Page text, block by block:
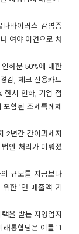
바이러스 감염증
여야 이견으로 처
하분 50%에 대한
감, 체크·신용카드
한시 인하, 기업 접
함된 조세특례제
2년간 간이과세자
안 처리가 미뤄졌
규모를 지금보다
한 '연 매출액 기
을 받는 자영업자
래통합당은 이를 '1